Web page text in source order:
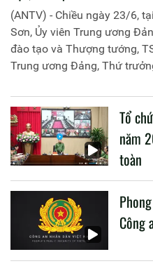
(ANTV) - Chiều ngày 23/6,
Sơn, Ủy viên Trung ương
đào tạo và Thượng tướng,
Trung ương Đảng, Thứ
liên quan đến công tác giáo
CAND.
Tổ
năm
toàn
Công